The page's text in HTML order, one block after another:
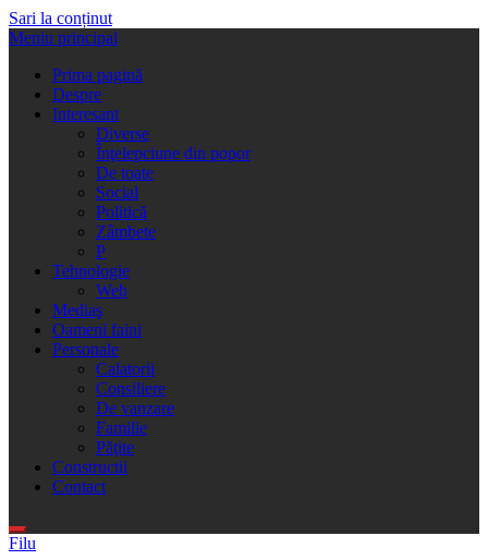
Sari la conținut
Meniu principal
Prima pagină
Despre
Interesant
Diverse
Înţelepciune din popor
De toate
Social
Politică
Zâmbete
P
Tehnologie
Web
Mediaş
Oameni faini
Personale
Calatorii
Consiliere
De vanzare
Familie
Păţite
Constructii
Contact
Filu